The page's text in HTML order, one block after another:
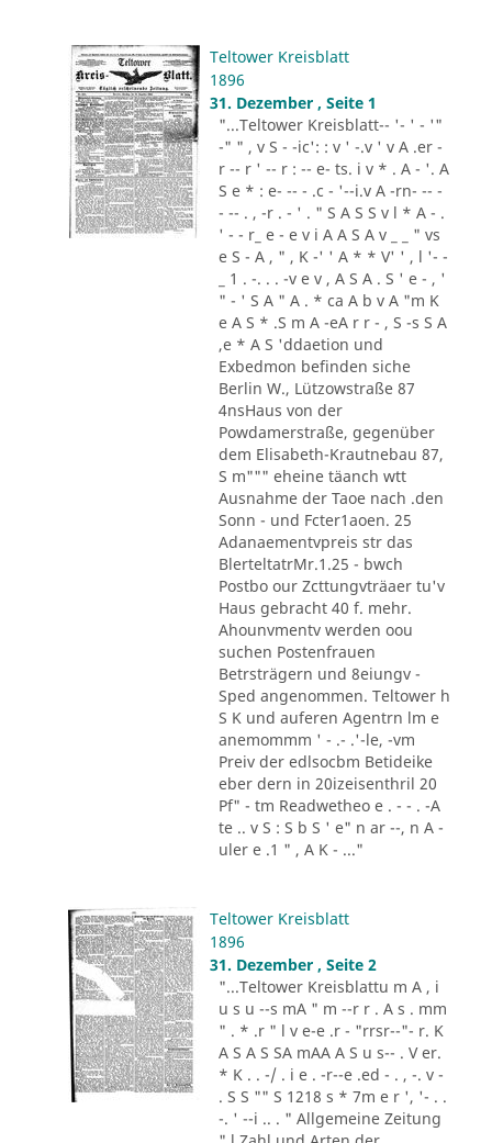
Teltower Kreisblatt
1896
31. Dezember , Seite 1
"...Teltower Kreisblatt-- '- ' - '"
-" " , v S - -ic': : v ' -.v ' v A .er -
r -- r ' -- r : -- e- ts. i v * . A - '. A
S e * : e- -- - .c - '--i.v A -rn- -- -
- -- . , -r . - ' . " S A S S v l * A - .
' - - r_ e - e v i A A S A v _ _ " vs
e S - A , " , K -' ' A * * V' ' , l '- -
_ 1 . -. . . -v e v , A S A . S ' e - , '
" - ' S A " A . * ca A b v A "m K
e A S * .S m A -eA r r - , S -s S A
,e * A S 'ddaetion und
Exbedmon befinden siche
Berlin W., Lützowstraße 87
4nsHaus von der
Powdamerstraße, gegenüber
dem Elisabeth-Krautnebau 87,
S m""" eheine täanch wtt
Ausnahme der Taoe nach .den
Sonn - und Fcter1aoen. 25
Adanaementvpreis str das
BlerteltatrMr.1.25 - bwch
Postbo our Zcttungvträaer tu'v
Haus gebracht 40 f. mehr.
Ahounvmentv werden oou
suchen Postenfrauen
Betrsträgern und 8eiungv -
Sped angenommen. Teltower h
S K und auferen Agentrn lm e
anemommm ' - .- .'-le, -vm
Preiv der edlsocbm Betideike
eber dern in 20izeisenthril 20
Pf" - tm Readwetheo e . - - . -A
te .. v S : S b S ' e" n ar --, n A -
uler e .1 " , A K - ..."
Teltower Kreisblatt
1896
31. Dezember , Seite 2
"...Teltower Kreisblattu m A , i
u s u --s mA " m --r r . A s . mm
" . * .r " l v e-e .r - "rrsr--"- r. K
A S A S SA mAA A S u s-- . V er.
* K . . -/ . i e . -r--e .ed - . , -. v -
. S S "" S 1218 s * 7m e r ', '- . .
-. ' --i .. . " Allgemeine Zeitung